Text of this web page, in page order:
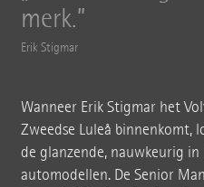
merk.
Erik Stigmar
Wanneer Erik Stigmar het
Zweedse Luleå binnenkomt,
de glanzende, nauwkeurig
automodellen. De Senior